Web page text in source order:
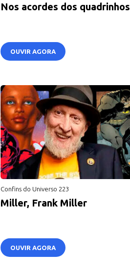
Nos acordes dos quadrinhos
OUVIR AGORA
Confins do Universo 223
Miller, Frank Miller
OUVIR AGORA